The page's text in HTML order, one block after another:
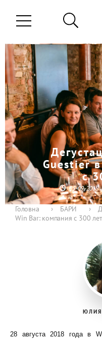
Guestier
с
05-09-2018
Головна › БАРИ ›
Win Bar: компания с 300
ЮЛИЯ
28 августа 2018 года в